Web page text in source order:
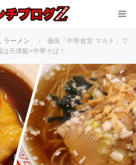
, ラーメン
儀保「中華食堂 マカト」で
天津飯+中華そば！